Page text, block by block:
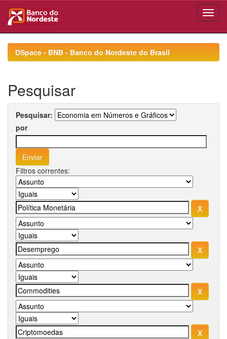
navigationDSpace - BNB - Banco do Nordeste do Brasil
Pesquisar
Pesquisar:
por
Filtros correntes: